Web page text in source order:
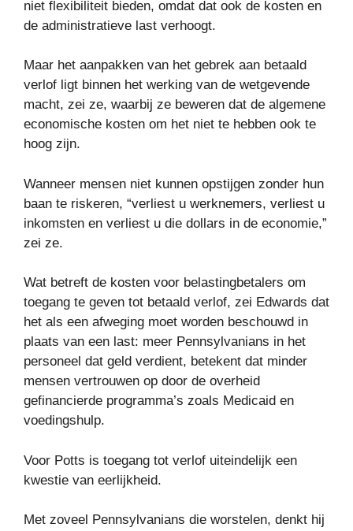
niet flexibiliteit bieden, omdat dat ook de kosten en
de administratieve last verhoogt.
Maar het aanpakken van het gebrek aan betaald
verlof ligt binnen het werking van de wetgevende
macht, zei ze, waarbij ze beweren dat de algemene
economische kosten om het niet te hebben ook te
hoog zijn.
Wanneer mensen niet kunnen opstijgen zonder hun
baan te riskeren, “verliest u werknemers, verliest u
inkomsten en verliest u die dollars in de economie,”
zei ze.
Wat betreft de kosten voor belastingbetalers om
toegang te geven tot betaald verlof, zei Edwards dat
het als een afweging moet worden beschouwd in
plaats van een last: meer Pennsylvanians in het
personeel dat geld verdient, betekent dat minder
mensen vertrouwen op door de overheid
gefinancierde programma’s zoals Medicaid en
voedingshulp.
Voor Potts is toegang tot verlof uiteindelijk een
kwestie van eerlijkheid.
Met zoveel Pennsylvanians die worstelen, denkt hij